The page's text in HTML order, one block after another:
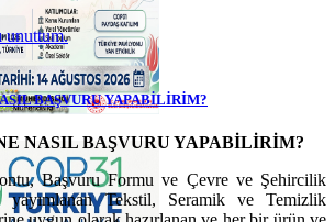
unuttum.
BAŞVURU YAPABİLİRİM?
NASIL BAŞVURU YAPABİLİRİM?
Başvuru Formu ve Çevre ve Şehircilik
yayımlanan Tekstil, Seramik ve Temizlik